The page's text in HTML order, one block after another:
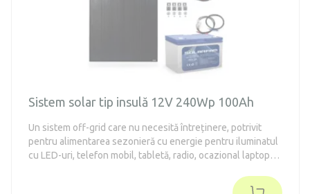
Sistem solar tip insulă 12V 240Wp 100Ah
Un sistem off-grid care nu necesită întreținere, potrivit
pentru alimentarea sezonieră cu energie pentru iluminatul
cu LED-uri, telefon mobil, tabletă, radio, ocazional laptop